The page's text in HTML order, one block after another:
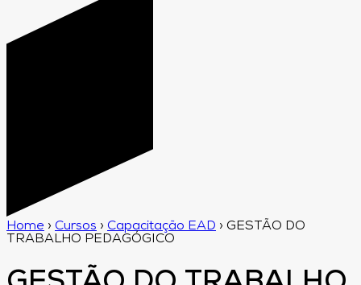
Home › Cursos › Capacitação EAD › GESTÃO DO
TRABALHO PEDAGÓGICO